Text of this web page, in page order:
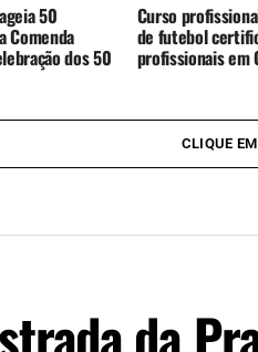
50
Comenda
dos 50
Curso
de futebol
profissionais em
CLIQUE
da